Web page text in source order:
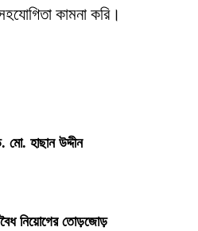
কামনা করি।
মো. হাছান উদ্দীন
নিয়োগের তোড়জোড়